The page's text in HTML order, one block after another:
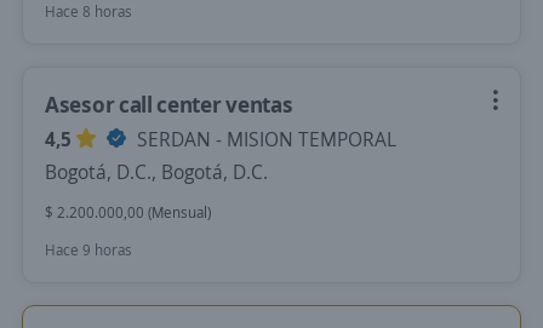
Hace 8 horas
Asesor call center ventas
4,5
SERDAN - MISION TEMPORAL
Bogotá, D.C., Bogotá, D.C.
$ 2.200.000,00 (Mensual)
Hace 9 horas